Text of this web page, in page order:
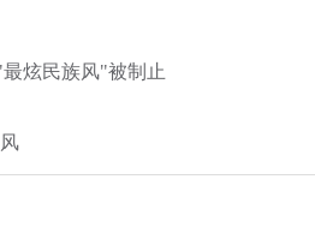
炫民族风"被制止